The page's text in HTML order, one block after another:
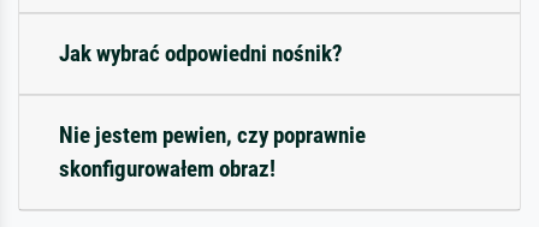
Jak wybrać odpowiedni nośnik?
Nie jestem pewien, czy poprawnie
skonfigurowałem obraz!